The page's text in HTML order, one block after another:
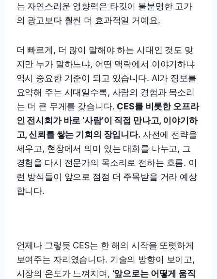
는 자연스러운 영향력은 타깃이 불분명한 고가
의 광고보다 훨씬 더 효과적일 거예요.
더 빠르게, 더 많이 말해야 하는 시대인 것도 맞
지만 누가 말하느냐, 어떤 맥락에서 이야기하냐
역시 중요한 기준이 되고 있습니다. AI가 정보를
요약해 주는 시대일수록, 사람의 경험과 목소리
는 더 큰 무게를 갖습니다. CES를 비롯한 오프라
인 전시회가 바로 ‘사람’이 직접 만나고, 이야기하
고, 신뢰를 쌓는 기회의 장입니다. 사전에 전략을
세우고, 현장에서 의미 있는 대화를 나누고, 그
경험을 다시 전문가의 목소리로 전하는 흐름. 이
런 방식들이 앞으로 점점 더 주목받을 거라 예상
합니다.
언제나 그렇듯 CES는 한 해의 시작을 또렷하게
보여주는 자리였습니다. 기술의 방향이 보이고,
시장의 온도가 느껴지며, ‘앞으로는 어떻게 움직